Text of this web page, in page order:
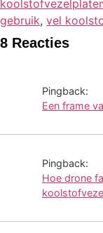
gebruik, vel
8 Reacties
Pingback:
Een frame
Pingback:
Hoe drone